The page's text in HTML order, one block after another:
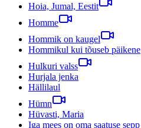
Hoia, Jumal, Eestit
Homme
Hommik on kaugel
Hommikul kui tõuseb päikene
Hulkuri valss
Hurjala jenka
Hällilaul
Hümn
Hüvasti, Maria
Iga mees on oma saatuse sepp